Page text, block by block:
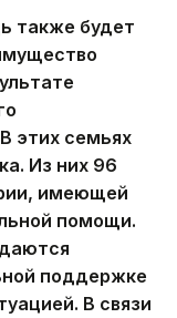
также будет
этих семьях
Из них 96
имеющей
помощи.
поддержке
В связи